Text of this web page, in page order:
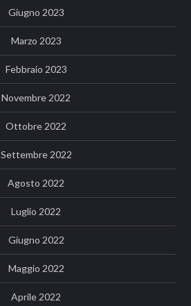
Giugno 2023
Marzo 2023
Febbraio 2023
Novembre 2022
Ottobre 2022
Settembre 2022
Agosto 2022
Luglio 2022
Giugno 2022
Maggio 2022
Aprile 2022